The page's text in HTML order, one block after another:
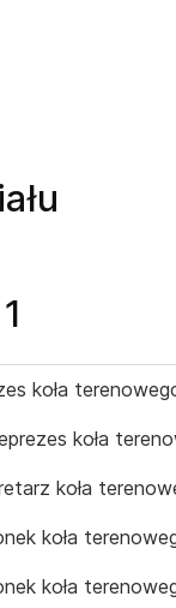
koła
koła
koła
koła
koła